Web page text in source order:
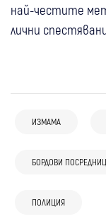
най-честите
лични
ИЗМАМА
БОРДОВИ
ПОЛИЦИЯ
България 08 авг
главата
30
Радомир